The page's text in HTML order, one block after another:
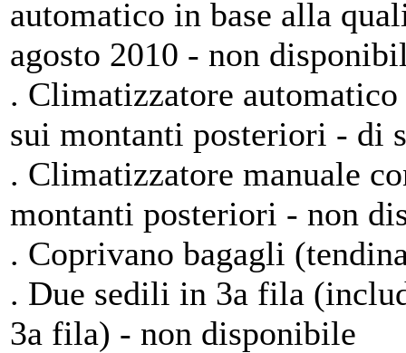
automatico in base alla
agosto 2010 - non
. Climatizzatore
sui montanti posteriori - di
. Climatizzatore manuale
montanti posteriori - non
. Coprivano bagagli
. Due sedili in 3a fila
3a fila) - non disponibile